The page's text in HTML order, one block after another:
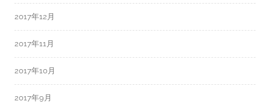
2017年12月
2017年11月
2017年10月
2017年9月